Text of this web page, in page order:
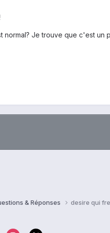
normal? Je trouve que c'est un
& Réponses desire qui